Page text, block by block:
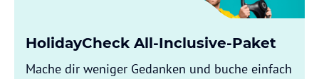
HolidayCheck All-Inclusive-Paket
Mache dir weniger Gedanken und buche einfach